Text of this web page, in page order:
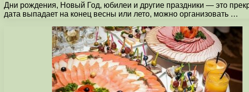
Дни рождения, Новый Год, юбилеи и другие праздники — это
дата выпадает на конец весны или лето, можно организовать …